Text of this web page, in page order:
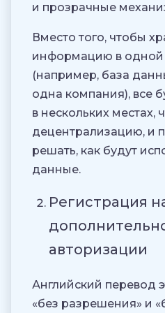
и прозрачные
Вместо того, чтобы
информацию в одной
(например, база
одна компания), все
в нескольких местах,
децентрализацию, и
решать, как будут
данные.
Регистрация
авторизации
Английский перевод
«без разрешения» и